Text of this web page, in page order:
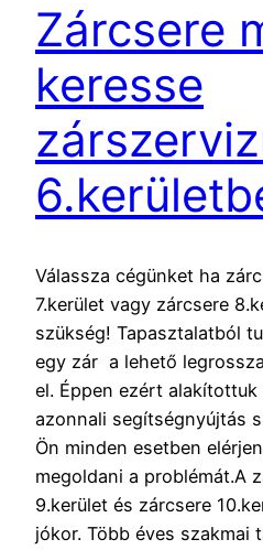
Zárcsere
keresse
Válassza cégünket ha
7.kerület vagy zárcsere
szükség! Tapasztalatból
egy zár a lehető
el. Éppen ezért alakítottuk
azonnali segítségnyújtás
Ön minden esetben
megoldani a problémát.A
9.kerület és zárcsere
jókor. Több éves szakmai